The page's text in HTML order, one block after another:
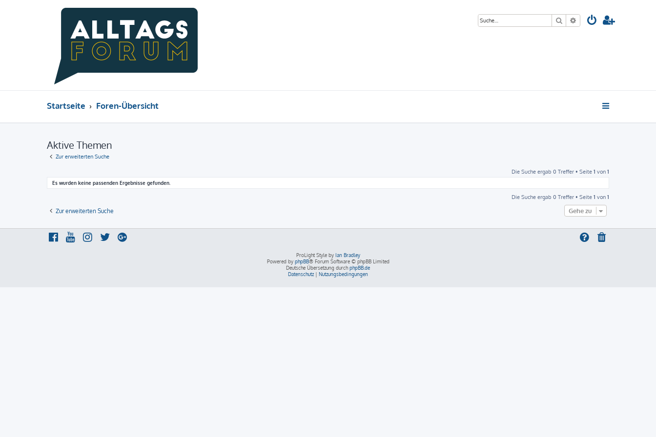
Suche Erweiterte Suche
Startseite Foren-Übersicht
Aktive Themen
Zur erweiterten Suche
Die Suche ergab 0 Treffer • Seite 1 von 1
Es wurden keine passenden Ergebnisse gefunden.
Die Suche ergab 0 Treffer • Seite 1 von 1
Zur erweiterten Suche Gehe zu
ProLight Style by Ian Bradley
Powered by phpBB® Forum Software © phpBB Limited
Deutsche Übersetzung durch phpBB.de
Datenschutz | Nutzungsbedingungen